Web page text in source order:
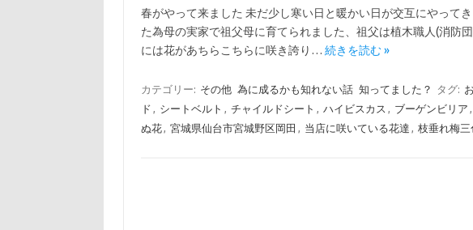
春がやって来ました 未だ少し寒い日と暖かい日が交互にやって
た為母の実家で祖父母に育てられました、祖父は植木職人(消防
には花があちらこちらに咲き誇り… 続きを読む »
カテゴリー: その他 為に成るかも知れない話 知ってました？ タグ:
ド , シートベルト , チャイルドシート , ハイビスカス , ブーゲンビリア ,
ぬ花, 宮城県仙台市宮城野区岡田 , 当店に咲いている花達 , 枝垂れ梅三